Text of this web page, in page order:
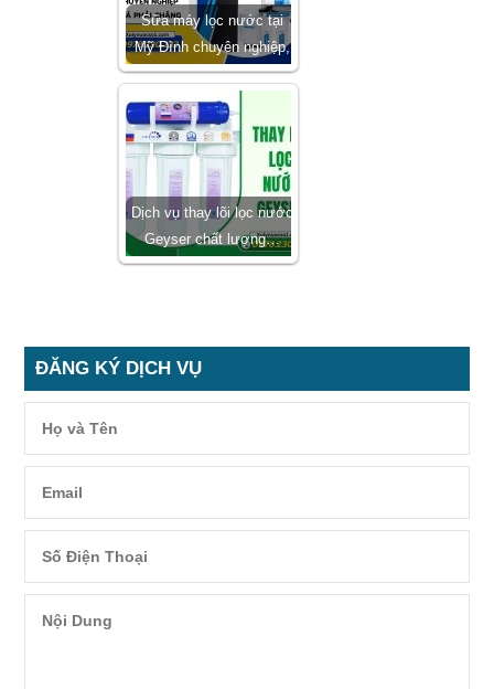
Sửa máy lọc nước tại
Mỹ Đình chuyên nghiệp,
Dịch vụ thay lõi lọc nước
Geyser chất lượng…
ĐĂNG KÝ DỊCH VỤ